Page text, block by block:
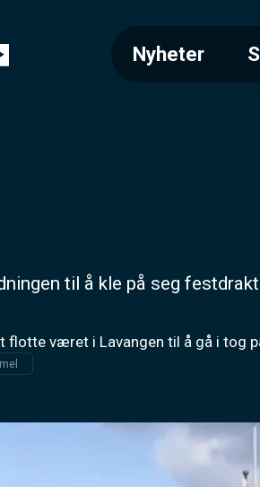
Nyheter
til å kle på seg
været i Lavangen til å gå i tog